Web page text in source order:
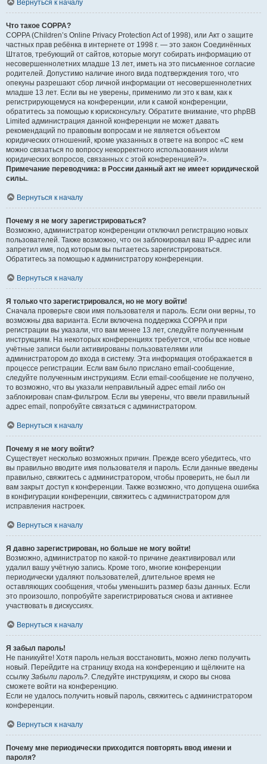
Вернуться к началу
Что такое COPPA?
COPPA (Children’s Online Privacy Protection Act of 1998), или Акт о защите
частных прав ребёнка в интернете от 1998 г. — это закон Соединённых
Штатов, требующий от сайтов, которые могут собирать информацию от
несовершеннолетних младше 13 лет, иметь на это письменное согласие
родителей. Допустимо наличие иного вида подтверждения того, что
опекуны разрешают сбор личной информации от несовершеннолетних
младше 13 лет. Если вы не уверены, применимо ли это к вам, как к
регистрирующемуся на конференции, или к самой конференции,
обратитесь за помощью к юрисконсульту. Обратите внимание, что phpBB
Limited администрация данной конференции не может давать
рекомендаций по правовым вопросам и не является объектом
юридических отношений, кроме указанных в ответе на вопрос «С кем
можно связаться по вопросу некорректного использования и/или
юридических вопросов, связанных с этой конференцией?».
Примечание переводчика: в России данный акт не имеет юридической
силы..
Вернуться к началу
Почему я не могу зарегистрироваться?
Возможно, администратор конференции отключил регистрацию новых
пользователей. Также возможно, что он заблокировал ваш IP-адрес или
запретил имя, под которым вы пытаетесь зарегистрироваться.
Обратитесь за помощью к администратору конференции.
Вернуться к началу
Я только что зарегистрировался, но не могу войти!
Сначала проверьте свои имя пользователя и пароль. Если они верны, то
возможны два варианта. Если включена поддержка COPPA и при
регистрации вы указали, что вам менее 13 лет, следуйте полученным
инструкциям. На некоторых конференциях требуется, чтобы все новые
учётные записи были активированы пользователями или
администратором до входа в систему. Эта информация отображается в
процессе регистрации. Если вам было прислано email-сообщение,
следуйте полученным инструкциям. Если email-сообщение не получено,
то возможно, что вы указали неправильный адрес email либо он
заблокирован спам-фильтром. Если вы уверены, что ввели правильный
адрес email, попробуйте связаться с администратором.
Вернуться к началу
Почему я не могу войти?
Существует несколько возможных причин. Прежде всего убедитесь, что
вы правильно вводите имя пользователя и пароль. Если данные введены
правильно, свяжитесь с администратором, чтобы проверить, не был ли
вам закрыт доступ к конференции. Также возможно, что допущена ошибка
в конфигурации конференции, свяжитесь с администратором для
исправления настроек.
Вернуться к началу
Я давно зарегистрирован, но больше не могу войти!
Возможно, администратор по какой-то причине деактивировал или
удалил вашу учётную запись. Кроме того, многие конференции
периодически удаляют пользователей, длительное время не
оставляющих сообщения, чтобы уменьшить размер базы данных. Если
это произошло, попробуйте зарегистрироваться снова и активнее
участвовать в дискуссиях.
Вернуться к началу
Я забыл пароль!
Не паникуйте! Хотя пароль нельзя восстановить, можно легко получить
новый. Перейдите на страницу входа на конференцию и щёлкните на
ссылку Забыли пароль?. Следуйте инструкциям, и скоро вы снова
сможете войти на конференцию.
Если не удалось получить новый пароль, свяжитесь с администратором
конференции.
Вернуться к началу
Почему мне периодически приходится повторять ввод имени и
пароля?